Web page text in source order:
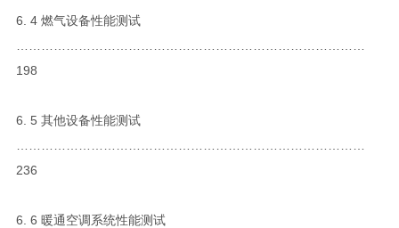
6. 4 燃气设备性能测试
198
6. 5 其他设备性能测试
236
6. 6 暖通空调系统性能测试